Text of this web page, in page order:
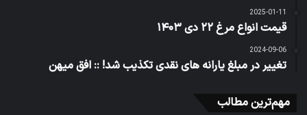
2025-01-11
قیمت انواع مرغ ۲۲ دی ۱۴۰۳
2024-09-06
تغییر در مبلغ یارانه های نقدی تکذیب شد! :: افق میهن
مهم‌ترین مطالب